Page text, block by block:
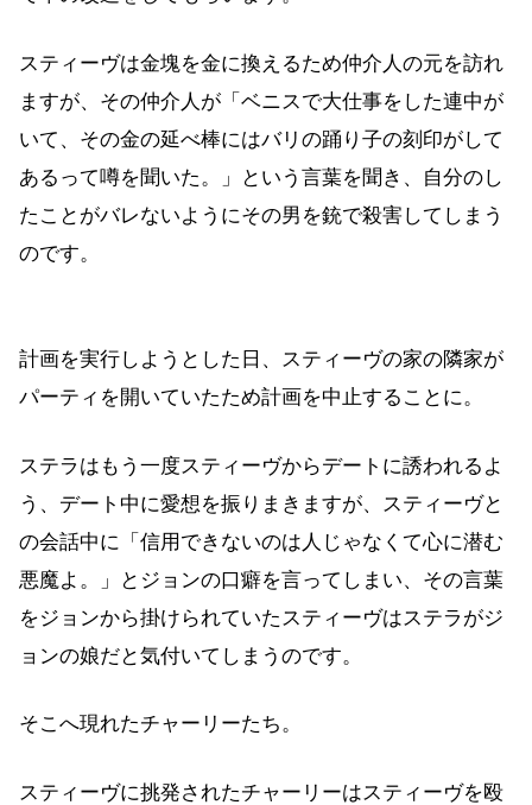
スティーヴは金塊を金に換えるため仲介人の元を訪れ
ますが、その仲介人が「ベニスで大仕事をした連中が
いて、その金の延べ棒にはバリの踊り子の刻印がして
あるって噂を聞いた。」という言葉を聞き、自分のし
たことがバレないようにその男を銃で殺害してしまう
のです。
計画を実行しようとした日、スティーヴの家の隣家が
パーティを開いていたため計画を中止することに。
ステラはもう一度スティーヴからデートに誘われるよ
う、デート中に愛想を振りまきますが、スティーヴと
の会話中に「信用できないのは人じゃなくて心に潜む
悪魔よ。」とジョンの口癖を言ってしまい、その言葉
をジョンから掛けられていたスティーヴはステラがジ
ョンの娘だと気付いてしまうのです。
そこへ現れたチャーリーたち。
スティーヴに挑発されたチャーリーはスティーヴを殴